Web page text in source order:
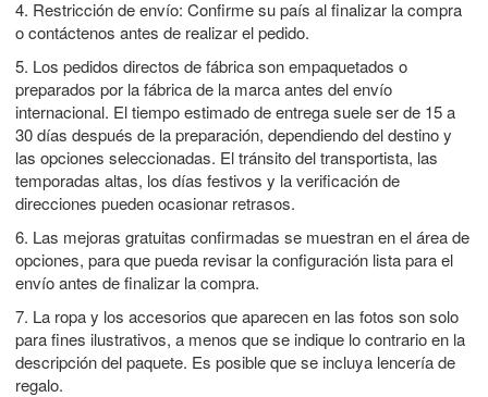
4. Restricción de envío: Confirme su país al finalizar la compra
o contáctenos antes de realizar el pedido.
5. Los pedidos directos de fábrica son empaquetados o
preparados por la fábrica de la marca antes del envío
internacional. El tiempo estimado de entrega suele ser de 15 a
30 días después de la preparación, dependiendo del destino y
las opciones seleccionadas. El tránsito del transportista, las
temporadas altas, los días festivos y la verificación de
direcciones pueden ocasionar retrasos.
6. Las mejoras gratuitas confirmadas se muestran en el área de
opciones, para que pueda revisar la configuración lista para el
envío antes de finalizar la compra.
7. La ropa y los accesorios que aparecen en las fotos son solo
para fines ilustrativos, a menos que se indique lo contrario en la
descripción del paquete. Es posible que se incluya lencería de
regalo.